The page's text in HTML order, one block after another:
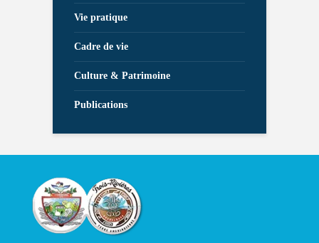
Vie pratique
Cadre de vie
Culture & Patrimoine
Publications